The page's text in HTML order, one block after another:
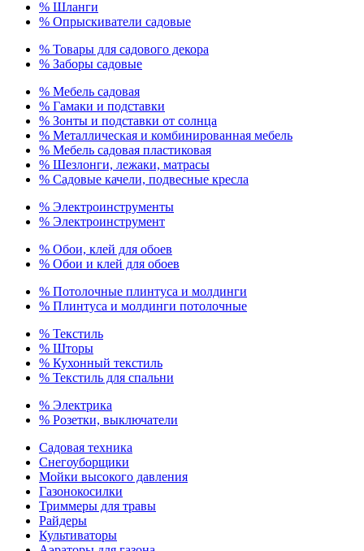
% Шланги
% Опрыскиватели садовые
% Товары для садового декора
% Заборы садовые
% Мебель садовая
% Гамаки и подставки
% Зонты и подставки от солнца
% Металлическая и комбинированная мебель
% Мебель садовая пластиковая
% Шезлонги, лежаки, матрасы
% Садовые качели, подвесные кресла
% Электроинструменты
% Электроинструмент
% Обои, клей для обоев
% Обои и клей для обоев
% Потолочные плинтуса и молдинги
% Плинтуса и молдинги потолочные
% Текстиль
% Шторы
% Кухонный текстиль
% Текстиль для спальни
% Электрика
% Розетки, выключатели
Садовая техника
Снегоуборщики
Мойки высокого давления
Газонокосилки
Триммеры для травы
Райдеры
Культиваторы